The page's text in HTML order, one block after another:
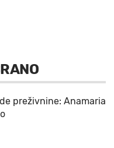
preživnine: Anamaria